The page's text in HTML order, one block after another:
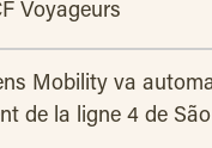
Voyageurs
Mobility va
de la ligne 4 de